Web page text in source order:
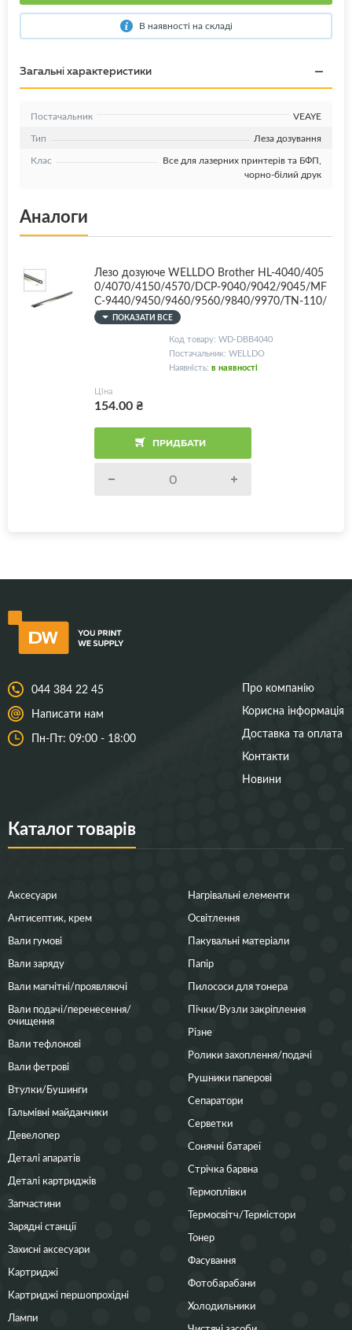
В наявності на складі
Загальні характеристики
Постачальник
VEAYE
Тип
Леза дозування
Клас
Все для лазерних принтерів та БФП,
чорно-білий друк
Аналоги
Лезо дозуюче WELLDO Brother HL-4040/405
0/4070/4150/4570/DCP-9040/9042/9045/MF
C-9440/9450/9460/9560/9840/9970/TN-110/
135/310
ПОКАЗАТИ ВСЕ
Код товару: WD-DBB4040
Постачальник: WELLDO
Наявність: в наявності
Ціна
154.00₴
ПРИДБАТИ
044 384 22 45
Написати нам
Пн-Пт: 09:00 - 18:00
Про компанію
Корисна інформація
Доставка та оплата
Контакти
Новини
Каталог товарів
Аксесуари
Антисептик, крем
Вали гумові
Вали заряду
Вали магнітні/проявляючі
Вали подачі/перенесення/
очищення
Вали тефлонові
Вали фетрові
Втулки/Бушинги
Гальмівні майданчики
Девелопер
Деталі апаратів
Деталі картриджів
Запчастини
Зарядні станції
Захисні аксесуари
Картриджі
Картриджі першопрохідні
Лампи
Нагрівальні елементи
Освітлення
Пакувальні матеріали
Папір
Пилососи для тонера
Пічки/Вузли закріплення
Різне
Ролики захоплення/подачі
Рушники паперові
Сепаратори
Серветки
Сонячні батареї
Стрічка барвна
Термоплівки
Термосвітч/Термістори
Тонер
Фасування
Фотобарабани
Холодильники